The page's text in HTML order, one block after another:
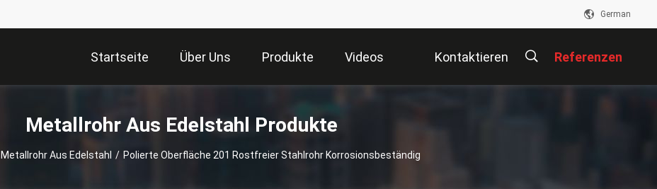
German
Startseite Über Uns Produkte Videos Kontaktieren Referenzen
Metallrohr Aus Edelstahl Produkte
Metallrohr Aus Edelstahl / Polierte Oberfläche 201 Rostfreier Stahlrohr Korrosionsbeständig